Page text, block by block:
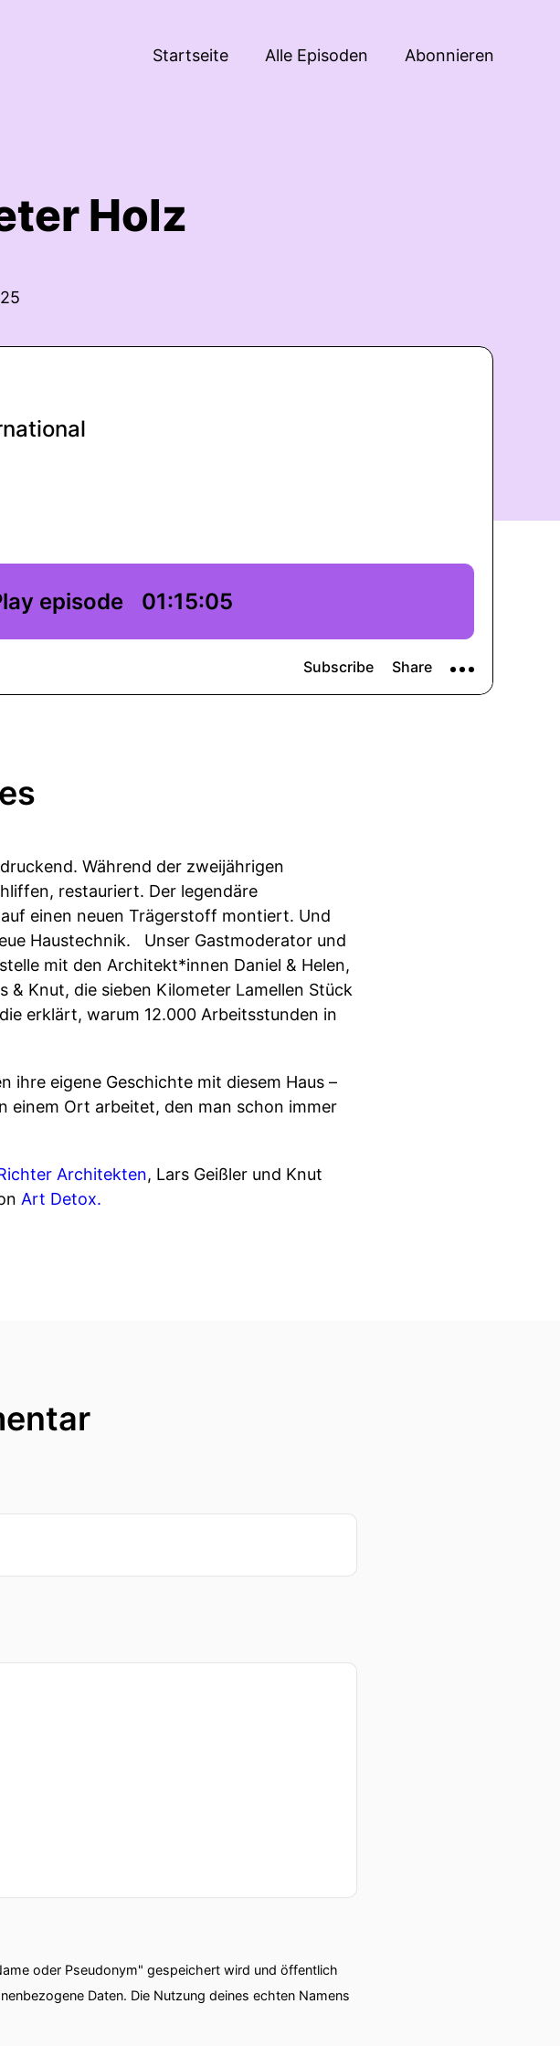
Startseite Alle Episoden Abonnieren
Holz
Während der zweijährigen
restauriert. Der legendäre
einen neuen Trägerstoff montiert. Und
Haustechnik. Unser Gastmoderator und
mit den Architekt*innen Daniel & Helen,
Knut, die sieben Kilometer Lamellen Stück
erklärt, warum 12.000 Arbeitsstunden in
ihre eigene Geschichte mit diesem Haus –
einem Ort arbeitet, den man schon immer
Architekten, Lars Geißler und Knut
Art Detox.
oder Pseudonym" gespeichert wird und öffentlich
Daten. Die Nutzung deines echten Namens